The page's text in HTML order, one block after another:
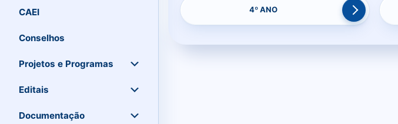
CAEI
Conselhos
Projetos e Programas
Editais
Documentação
4º ANO